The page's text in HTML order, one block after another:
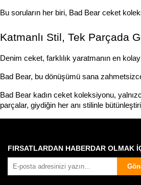
Bu soruların her biri, Bad Bear ceket
Katmanlı Stil, Tek Parçada
Denim ceket, farklılık yaratmanın en
Bad Bear, bu dönüşümü sana
Bad Bear kadın ceket koleksiyonu,
parçalar, giydiğin her anı stilinle
FIRSATLARDAN HABERDAR OLMAK